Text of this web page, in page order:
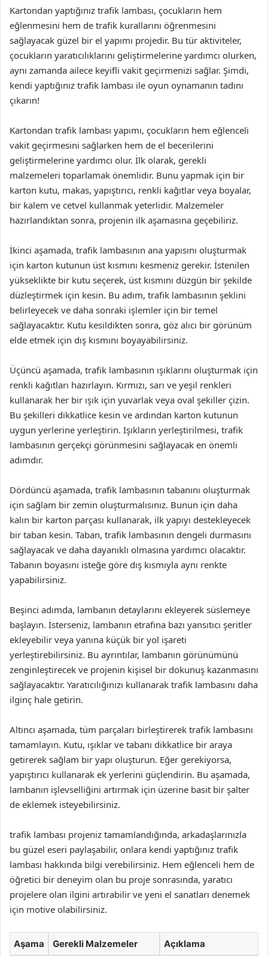
Kartondan yaptığınız trafik lambası, çocukların hem
eğlenmesini hem de trafik kurallarını öğrenmesini
sağlayacak güzel bir el yapımı projedir. Bu tür aktiviteler,
çocukların yaratıcılıklarını geliştirmelerine yardımcı olurken,
aynı zamanda ailece keyifli vakit geçirmenizi sağlar. Şimdi,
kendi yaptığınız trafik lambası ile oyun oynamanın tadını
çıkarın!
Kartondan trafik lambası yapımı, çocukların hem eğlenceli
vakit geçirmesini sağlarken hem de el becerilerini
geliştirmelerine yardımcı olur. İlk olarak, gerekli
malzemeleri toparlamak önemlidir. Bunu yapmak için bir
karton kutu, makas, yapıştırıcı, renkli kağıtlar veya boyalar,
bir kalem ve cetvel kullanmak yeterlidir. Malzemeler
hazırlandıktan sonra, projenin ilk aşamasına geçebiliriz.
İkinci aşamada, trafik lambasının ana yapısını oluşturmak
için karton kutunun üst kısmını kesmeniz gerekir. İstenilen
yükseklikte bir kutu seçerek, üst kısmını düzgün bir şekilde
düzleştirmek için kesin. Bu adım, trafik lambasının şeklini
belirleyecek ve daha sonraki işlemler için bir temel
sağlayacaktır. Kutu kesildikten sonra, göz alıcı bir görünüm
elde etmek için dış kısmını boyayabilirsiniz.
Üçüncü aşamada, trafik lambasının ışıklarını oluşturmak için
renkli kağıtları hazırlayın. Kırmızı, sarı ve yeşil renkleri
kullanarak her bir ışık için yuvarlak veya oval şekiller çizin.
Bu şekilleri dikkatlice kesin ve ardından karton kutunun
uygun yerlerine yerleştirin. Işıkların yerleştirilmesi, trafik
lambasının gerçekçi görünmesini sağlayacak en önemli
adımdır.
Dördüncü aşamada, trafik lambasının tabanını oluşturmak
için sağlam bir zemin oluşturmalısınız. Bunun için daha
kalın bir karton parçası kullanarak, ilk yapıyı destekleyecek
bir taban kesin. Taban, trafik lambasının dengeli durmasını
sağlayacak ve daha dayanıklı olmasına yardımcı olacaktır.
Tabanın boyasını isteğe göre dış kısmıyla aynı renkte
yapabilirsiniz.
Beşinci adımda, lambanın detaylarını ekleyerek süslemeye
başlayın. İsterseniz, lambanın etrafına bazı yansıtıcı şeritler
ekleyebilir veya yanına küçük bir yol işareti
yerleştirebilirsiniz. Bu ayrıntılar, lambanın görünümünü
zenginleştirecek ve projenin kişisel bir dokunuş kazanmasını
sağlayacaktır. Yaratıcılığınızı kullanarak trafik lambasını daha
ilginç hale getirin.
Altıncı aşamada, tüm parçaları birleştirerek trafik lambasını
tamamlayın. Kutu, ışıklar ve tabanı dikkatlice bir araya
getirerek sağlam bir yapı oluşturun. Eğer gerekiyorsa,
yapıştırıcı kullanarak ek yerlerini güçlendirin. Bu aşamada,
lambanın işlevselliğini artırmak için üzerine basit bir şalter
de eklemek isteyebilirsiniz.
trafik lambası projeniz tamamlandığında, arkadaşlarınızla
bu güzel eseri paylaşabilir, onlara kendi yaptığınız trafik
lambası hakkında bilgi verebilirsiniz. Hem eğlenceli hem de
öğretici bir deneyim olan bu proje sonrasında, yaratıcı
projelere olan ilgini artırabilir ve yeni el sanatları denemek
için motive olabilirsiniz.
Aşama Gerekli Malzemeler Açıklama